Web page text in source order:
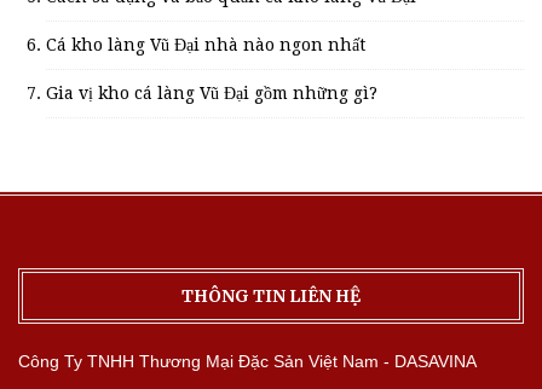
Cá kho làng Vũ Đại nhà nào ngon nhất
Gia vị kho cá làng Vũ Đại gồm những gì?
THÔNG TIN LIÊN HỆ
Công Ty TNHH Thương Mại Đặc Sản Việt Nam - DASAVINA